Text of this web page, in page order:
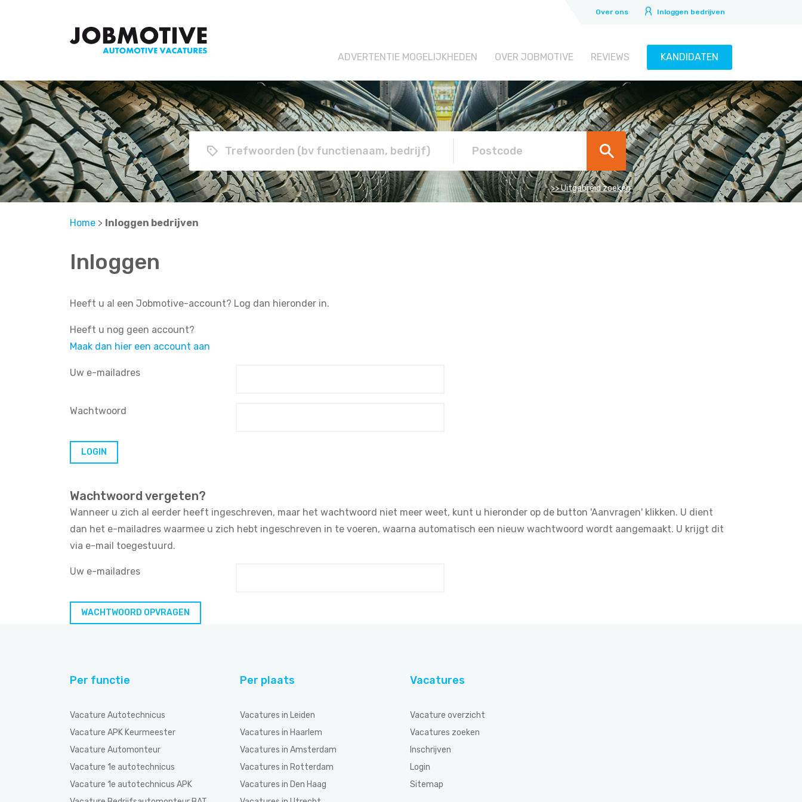
Over ons Inloggen bedrijven
ADVERTENTIE MOGELIJKHEDEN OVER JOBMOTIVE REVIEWS KANDIDATEN
>> Uitgebreid zoeken
Home > Inloggen bedrijven
Inloggen
Heeft u al een Jobmotive-account? Log dan hieronder in.
Heeft u nog geen account?
Maak dan hier een account aan
Uw e-mailadres
Wachtwoord
Wachtwoord vergeten?
Wanneer u zich al eerder heeft ingeschreven, maar het wachtwoord niet meer weet, kunt u hieronder op de button 'Aanvragen' klikken. U dient
dan het e-mailadres waarmee u zich hebt ingeschreven in te voeren, waarna automatisch een nieuw wachtwoord wordt aangemaakt. U krijgt dit
via e-mail toegestuurd.
Uw e-mailadres
Per functie
Vacature Autotechnicus
Vacature APK Keurmeester
Vacature Automonteur
Vacature 1e autotechnicus
Vacature 1e autotechnicus APK
Per plaats
Vacatures in Leiden
Vacatures in Haarlem
Vacatures in Amsterdam
Vacatures in Rotterdam
Vacatures in Den Haag
Vacatures
Vacature overzicht
Vacatures zoeken
Inschrijven
Login
Sitemap